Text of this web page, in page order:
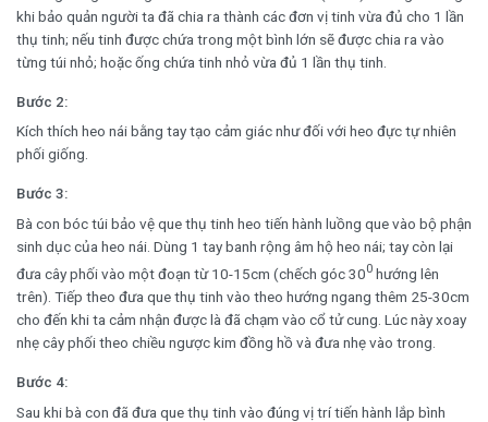
khi bảo quản người ta đã chia ra thành các đơn vị tinh vừa đủ cho 1 lần
thụ tinh; nếu tinh được chứa trong một bình lớn sẽ được chia ra vào
từng túi nhỏ; hoặc ống chứa tinh nhỏ vừa đủ 1 lần thụ tinh.
Bước 2:
Kích thích heo nái bằng tay tạo cảm giác như đối với heo đực tự nhiên
phối giống.
Bước 3:
Bà con bóc túi bảo vệ que thụ tinh heo tiến hành luồng que vào bộ phận
sinh dục của heo nái. Dùng 1 tay banh rộng âm hộ heo nái; tay còn lại
đưa cây phối vào một đoạn từ 10-15cm (chếch góc 300 hướng lên
trên). Tiếp theo đưa que thụ tinh vào theo hướng ngang thêm 25-30cm
cho đến khi ta cảm nhận được là đã chạm vào cổ tử cung. Lúc này xoay
nhẹ cây phối theo chiều ngược kim đồng hồ và đưa nhẹ vào trong.
Bước 4:
Sau khi bà con đã đưa que thụ tinh vào đúng vị trí tiến hành lắp bình